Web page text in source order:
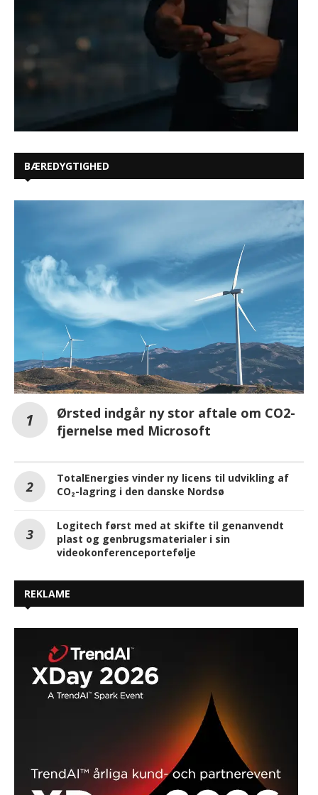
BÆREDYGTIGHED
Ørsted indgår ny stor aftale om CO2-
fjernelse med Microsoft
TotalEnergies vinder ny licens til udvikling af
CO₂-lagring i den danske Nordsø
Logitech først med at skifte til genanvendt
plast og genbrugsmaterialer i sin
videokonferenceportefølje
REKLAME